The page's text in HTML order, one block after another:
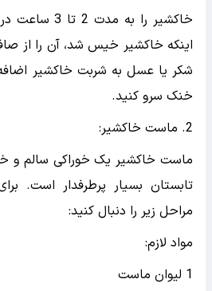
خاکشیر را به
اینکه خاکشیر خیس شد، آن را از
شکر یا عسل به شربت خاکشیر
خنک سرو کنید.
2. ماست خاکشیر:
ماست خاکشیر یک خوراکی سالم و
تابستان بسیار پرطرفدار است.
مراحل زیر را دنبال کنید:
مواد لازم:
1 لیوان ماست